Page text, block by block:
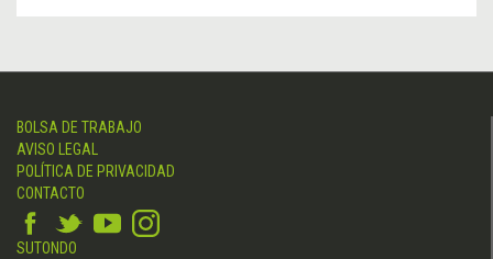
BOLSA DE TRABAJO
AVISO LEGAL
POLÍTICA DE PRIVACIDAD
CONTACTO
SUTONDO